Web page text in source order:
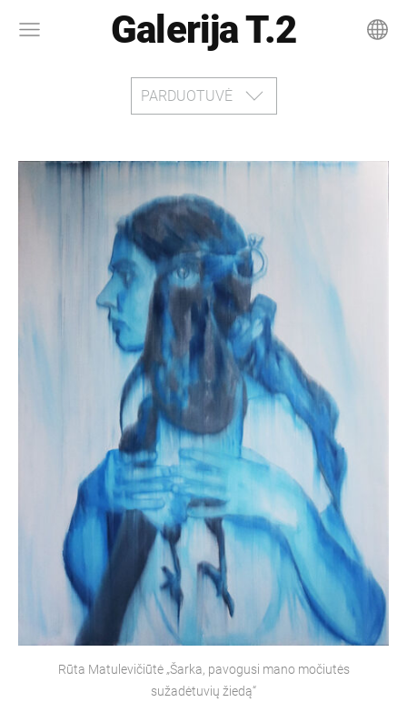
Galerija T.2
PARDUOTUVĖ
Rūta Matulevičiūtė „Šarka, pavogusi mano močiutės
sužadėtuvių žiedą“